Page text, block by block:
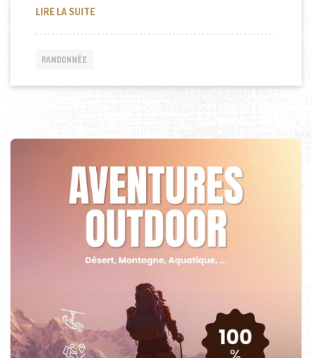
LIRE LA SUITEQUEL MATOS DE SÉCURITÉ À EMPORTER POUR
RANDONNÉE